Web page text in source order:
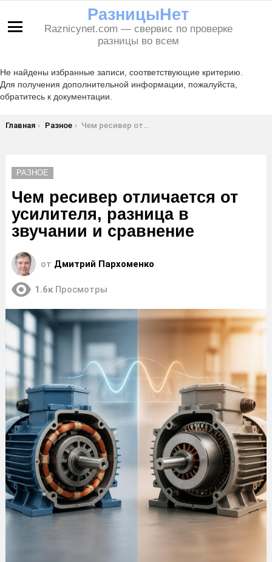
РазницыНет
Raznicynet.com — свервис по проверке
разницы во всем
Не найдены избранные записи, соответствующие критерию.
Для получения дополнительной информации, пожалуйста,
обратитесь к документации.
Вы здесь:
Главная Разное Чем ресивер отличается от усилителя, разница в звучании и сравнение
РАЗНОЕ
Чем ресивер отличается от
усилителя, разница в
звучании и сравнение
от Дмитрий Пархоменко
1.6к Просмотры